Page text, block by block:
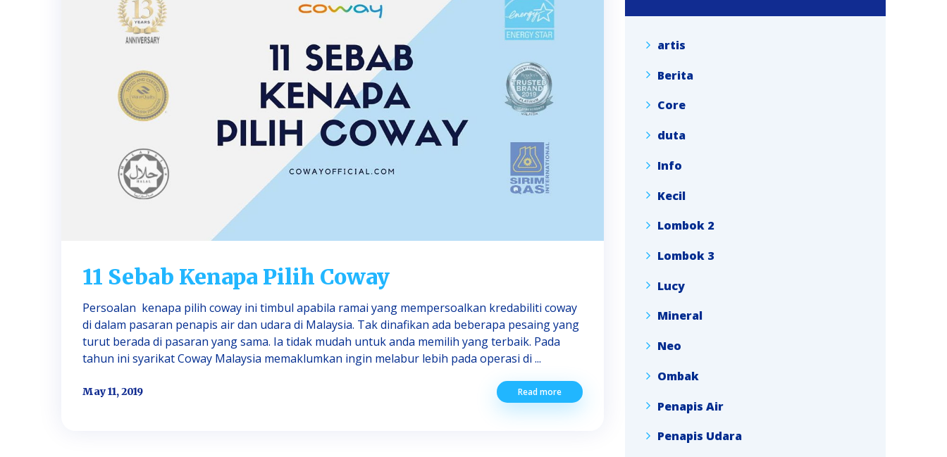
11 Sebab Kenapa Pilih Coway
Persoalan kenapa pilih coway ini timbul apabila ramai yang mempersoalkan kredabiliti coway
di dalam pasaran penapis air dan udara di Malaysia. Tak dinafikan ada beberapa pesaing yang
turut berada di pasaran yang sama. Ia tidak mudah untuk anda memilih yang terbaik. Pada
tahun ini syarikat Coway Malaysia memaklumkan ingin melabur lebih pada operasi di ...
May 11, 2019 Read more
artis
Berita
Core
duta
Info
Kecil
Lombok 2
Lombok 3
Lucy
Mineral
Neo
Ombak
Penapis Air
Penapis Udara